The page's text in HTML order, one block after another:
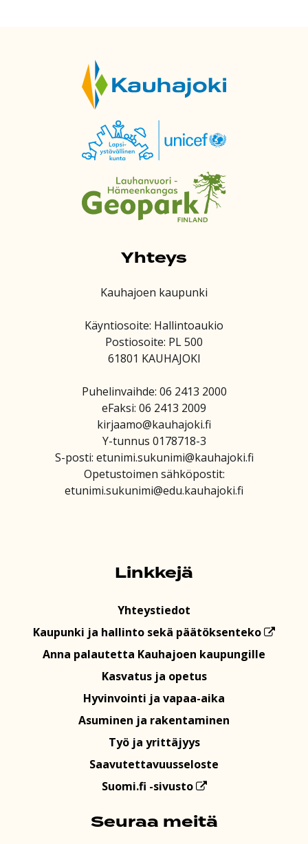
Yhteys
Kauhajoen kaupunki
Käyntiosoite: Hallintoaukio
Postiosoite: PL 500
61801 KAUHAJOKI
Puhelinvaihde: 06 2413 2000
eFaksi: 06 2413 2009
kirjaamo@kauhajoki.fi
Y-tunnus 0178718-3
S-posti: etunimi.sukunimi@kauhajoki.fi
Opetustoimen sähköpostit:
etunimi.sukunimi@edu.kauhajoki.fi
Linkkejä
Yhteystiedot
Kaupunki ja hallinto sekä päätöksenteko
Anna palautetta Kauhajoen kaupungille
Kasvatus ja opetus
Hyvinvointi ja vapaa-aika
Asuminen ja rakentaminen
Työ ja yrittäjyys
Saavutettavuusseloste
Suomi.fi -sivusto
Seuraa meitä